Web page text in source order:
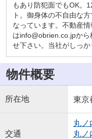
もあり防犯面でもOK。
ト。御身体の不自由な
なっています。不動産
はinfo@obrien.co.jpか
せ下さい。当社がしっか
物件概要
所在地 東京
交通
丸ノ
丸ノ